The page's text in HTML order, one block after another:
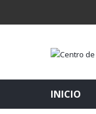
INICIO